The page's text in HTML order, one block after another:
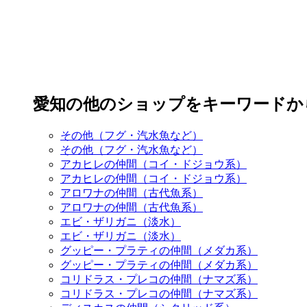
愛知の他のショップをキーワード
その他（フグ・汽水魚など）
その他（フグ・汽水魚など）
アカヒレの仲間（コイ・ドジョウ系）
アカヒレの仲間（コイ・ドジョウ系）
アロワナの仲間（古代魚系）
アロワナの仲間（古代魚系）
エビ・ザリガニ（淡水）
エビ・ザリガニ（淡水）
グッピー・プラティの仲間（メダカ系）
グッピー・プラティの仲間（メダカ系）
コリドラス・プレコの仲間（ナマズ系）
コリドラス・プレコの仲間（ナマズ系）